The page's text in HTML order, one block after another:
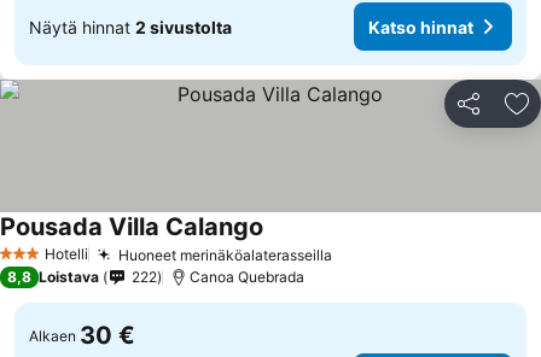
Näytä hinnat 2 sivustolta Katso hinnat
Jaa
3 Tähtiluokitus
Hotelli Huoneet merinäköalaterasseilla
Pousada Villa Calango
8,8 Loistava 222 Canoa Quebrada
Alkaen 30 €